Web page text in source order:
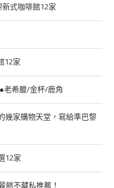
式咖啡館12家
12家
老希臘/金杯/鹿角
幾家購物天堂，寫給準巴黎
12家
館不藏私推薦！